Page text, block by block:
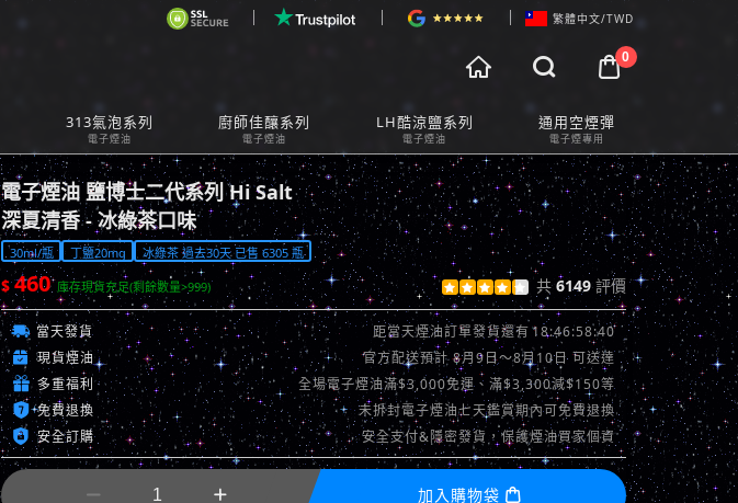
繁體中文/TWD
  0
購物車預覽
Cart Preview
313氣泡系列
電子煙油
廚師佳釀系列
電子煙油
LH酷涼鹽系列
電子煙油
通用空煙彈
電子煙專用
電子煙油 鹽博士二代系列 Hi Salt
深夏清香 - 冰綠茶口味
30ml/瓶 丁鹽20mg 冰綠茶 過去30天 已售 6305 瓶
$460 庫存現貨充足(剩餘數量>999)      共6149評價
查看評價 >>
 當天發貨 距當天煙油訂單發貨還有18:46:56:53
 現貨煙油 官方配送預計 8月9日～8月10日 可送達
 多重福利 全場電子煙油滿$3,000免運、滿$3,300減$150等
 免費退換 未拆封電子煙油七天鑑賞期內可免費退換
 安全訂購 安全支付&隱密發貨，保護煙油買家個資
  加入購物袋 